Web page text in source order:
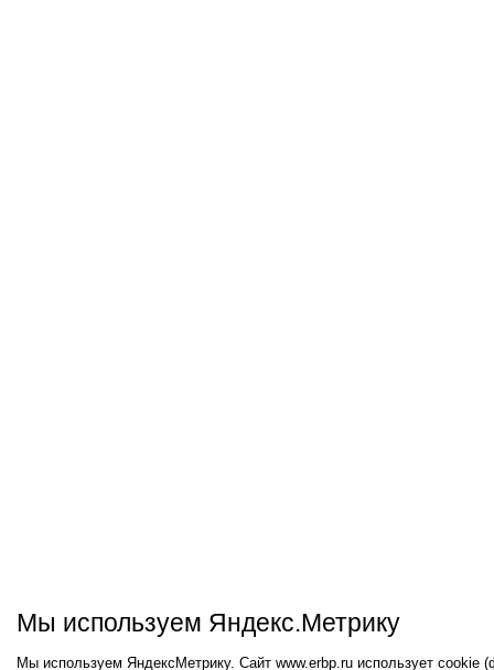
Мы используем Яндекс.Метрику
Мы используем ЯндексМетрику. Сайт www.erbp.ru использует